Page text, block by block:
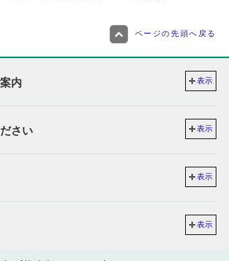
ページの先頭へ戻る
内 表示
さい 表示
表示
表示